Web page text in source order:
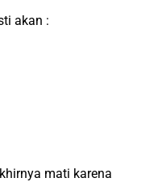
akan :
mati karena